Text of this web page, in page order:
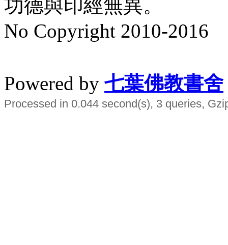
功德與印經無異。
No Copyright 2010-2016
Powered by 七葉佛教書舍
Processed in 0.044 second(s), 3 queries,